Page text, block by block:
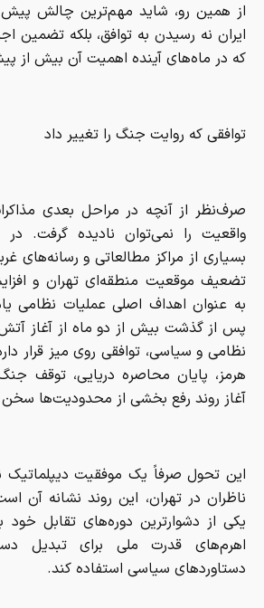
از همین رو، شاید مهم‌ترین چالش پیش
ایران نه رسیدن به توافق، بلکه تضمین
که در ماه‌های آینده اهمیت آن بیش از
توافقی که روایت جنگ را تغییر داد
صرف‌نظر از آنچه در مراحل بعدی
واقعیت را نمی‌توان نادیده گرفت. در
بسیاری از مراکز مطالعاتی و رسانه‌های
تضعیف موقعیت منطقه‌ای تهران و
به عنوان اهداف اصلی عملیات نظامی
پس از گذشت بیش از دو ماه از آغاز
نظامی و سیاسی، توافقی روی میز قرار
هرمز، پایان محاصره دریایی، توقف
آغاز روند رفع بخشی از محدودیت‌ها
این تحول صرفاً یک موفقیت دیپلماتیک
ناظران در تهران، این روند نشانه آن
یکی از دشوارترین دوره‌های تقابل خود
اهرم‌های قدرت ملی برای تبدیل
دستاورد‌های سیاسی استفاده کند.